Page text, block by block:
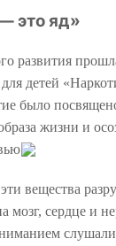
это яд»
развития
детей
было
жизни и
вещества
мозг, сердце и